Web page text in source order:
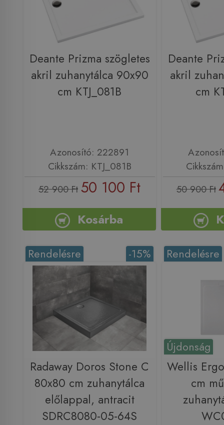
Deante Prizma szögletes
akril zuhanytálca 90x90
cm KTJ_081B
Azonosító: 222891
Cikkszám: KTJ_081B
52 900 Ft 50 100 Ft
Kosárba
Deante
akril
cm
50 900 Ft
-15%
Rendelésre
Radaway Doros Stone C
80x80 cm zuhanytálca
előlappal, antracit
SDRC8080-05-64S
Újdonság
Rendelésre
Wellis
cm